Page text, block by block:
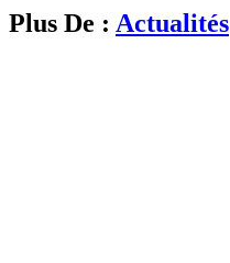
Plus De : Actualités